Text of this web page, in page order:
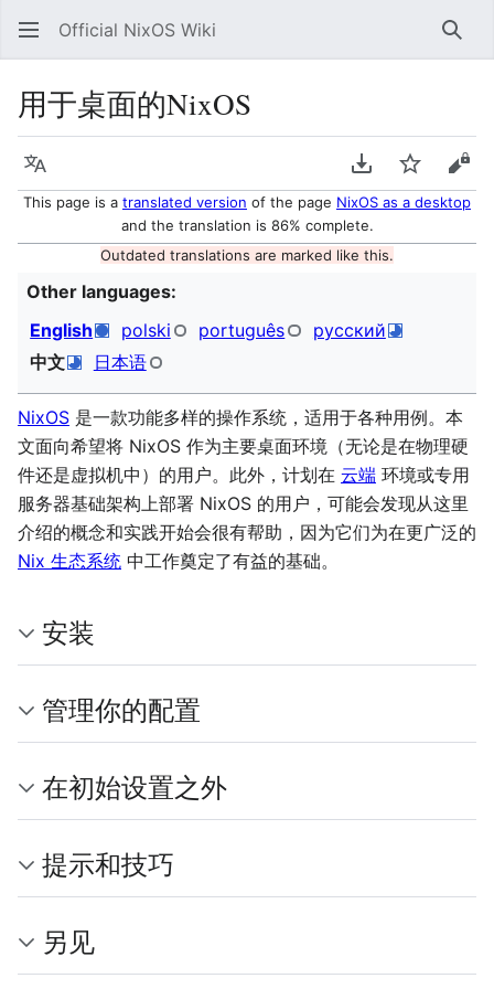
Official NixOS Wiki
用于桌面的NixOS
Language Download PDF
Watch
This page is a translated version of the page NixOS as a desktop
and the translation is 86% complete.
Outdated translations are marked like this.
Other languages:
English
polski português
русский
中文
日本语
NixOS 是一款功能多样的操作系统，适用于各种用例。本
文面向希望将 NixOS 作为主要桌面环境（无论是在物理硬
件还是虚拟机中）的用户。此外，计划在 云端 环境或专用
服务器基础架构上部署 NixOS 的用户，可能会发现从这里
介绍的概念和实践开始会很有帮助，因为它们为在更广泛的
Nix 生态系统 中工作奠定了有益的基础。
安装
管理你的配置
在初始设置之外
提示和技巧
另见